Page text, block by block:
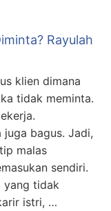
Rayulah
klien dimana
tidak meminta.
juga bagus. Jadi,
malas
sendiri.
yang tidak
istri, …